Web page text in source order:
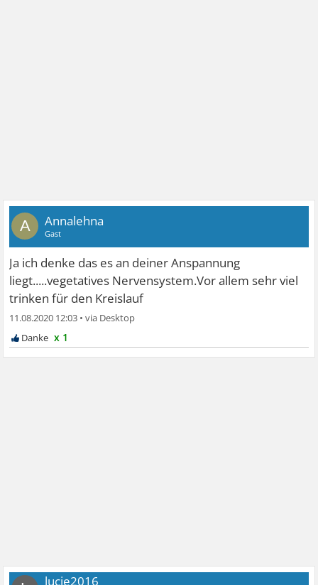
A Annalehna
Gast
Ja ich denke das es an deiner Anspannung
liegt.....vegetatives Nervensystem.Vor allem sehr viel
trinken für den Kreislauf
11.08.2020 12:03 •
x 1
lucie2016